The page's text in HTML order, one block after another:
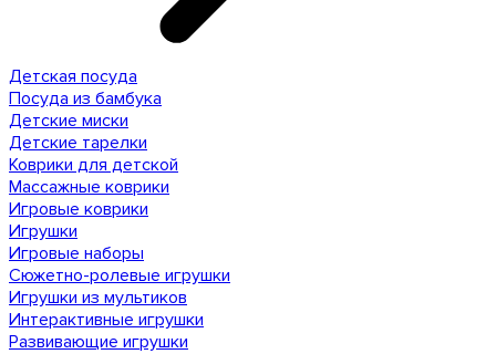
Детская посуда
Посуда из бамбука
Детские миски
Детские тарелки
Коврики для детской
Массажные коврики
Игровые коврики
Игрушки
Игровые наборы
Сюжетно-ролевые игрушки
Игрушки из мультиков
Интерактивные игрушки
Развивающие игрушки